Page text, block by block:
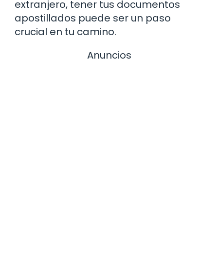
extranjero, tener tus documentos
apostillados puede ser un paso
crucial en tu camino.
Anuncios